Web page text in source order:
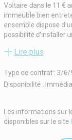
Voltaire dans le 11 €
immeuble bien
ensemble dispose
possibilité d'installer
Entièrement
chaussée propose
lumineux, une cuisine
en open space, deux
environnement
Lire plus
Type de contrat : 3/6/
Disponibilité :
Les informations sur
disponibles sur le site